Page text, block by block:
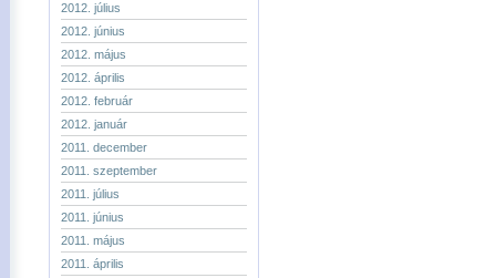
2012. július
2012. június
2012. május
2012. április
2012. február
2012. január
2011. december
2011. szeptember
2011. július
2011. június
2011. május
2011. április